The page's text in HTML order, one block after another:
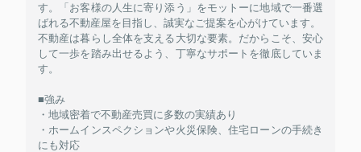
す。「お客様の人生に寄り添う」をモットーに地域で一番選
ばれる不動産屋を目指し、誠実なご提案を心がけています。
不動産は暮らし全体を支える大切な要素。だからこそ、安心
して一歩を踏み出せるよう、丁寧なサポートを徹底していま
す。
■強み
・地域密着で不動産売買に多数の実績あり
・ホームインスペクションや火災保険、住宅ローンの手続き
にも対応